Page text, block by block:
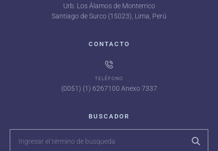
Urb. Los Álamos de Monterrico
Santiago de Surco (15023), Lima, Perú
CONTACTO
TELÉFONO
(0051) (1) 6267100 Anexo 7337
BUSCADOR